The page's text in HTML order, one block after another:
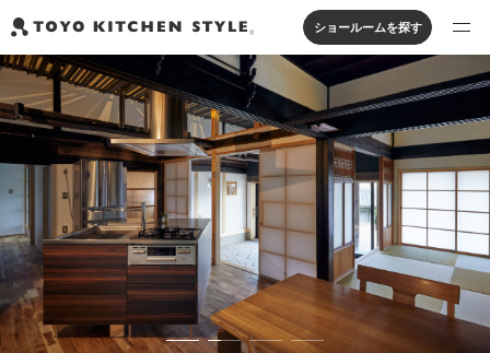
オープンキッチン アイランドキッチン
ペニンシュラキッチン 壁付けキッチン 対面キッチン
セパレートキッチン 並列型キッチン
製品を探す
システムキッチン
家具・照明・タイル
バス・洗面
実例から探す
私たちについて
ジャーナルを読む
ショールームを探す